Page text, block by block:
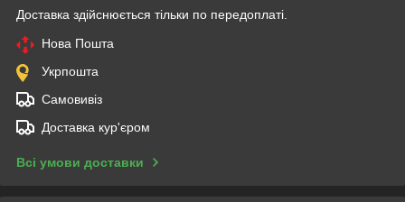
Доставка здійснюється тільки по передоплаті.
Нова Пошта
Укрпошта
Самовивіз
Доставка кур'єром
Всі умови доставки